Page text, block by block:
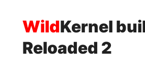
WildKernel
Reloaded 2